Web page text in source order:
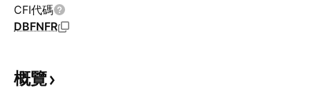
CFI代碼
DBFNFR
概覽